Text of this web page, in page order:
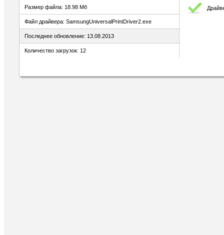
Размер файла: 18.98 Мб
Файл драйвера: SamsungUniversalPrintDriver2.exe
Последнее обновление: 13.08.2013
Количество загрузок: 12